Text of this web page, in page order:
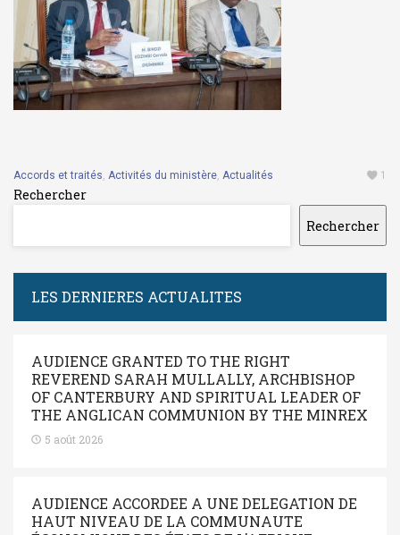
Accords et traités, Activités du ministère, Actualités 1
Rechercher
Rechercher
LES DERNIERES ACTUALITES
AUDIENCE GRANTED TO THE RIGHT
REVEREND SARAH MULLALLY, ARCHBISHOP
OF CANTERBURY AND SPIRITUAL LEADER OF
THE ANGLICAN COMMUNION BY THE MINREX
5 août 2026
AUDIENCE ACCORDEE A UNE DELEGATION DE
HAUT NIVEAU DE LA COMMUNAUTE